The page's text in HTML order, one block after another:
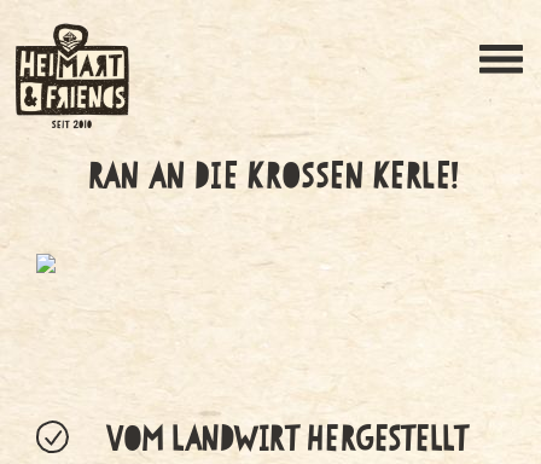
RAN AN DIE KROSSEN KERLE!
VOM LANDWIRT HERGESTELLT